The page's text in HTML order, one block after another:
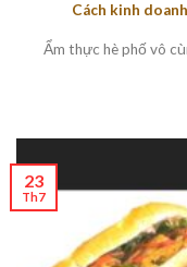
Cách kinh
Ẩm thực hè phố vô
23
Th7